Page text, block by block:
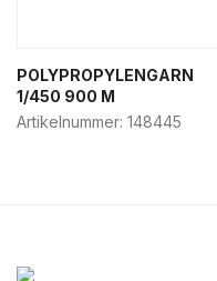
POLYPROPYLENGARN
1/450 900 M
Artikelnummer: 148445